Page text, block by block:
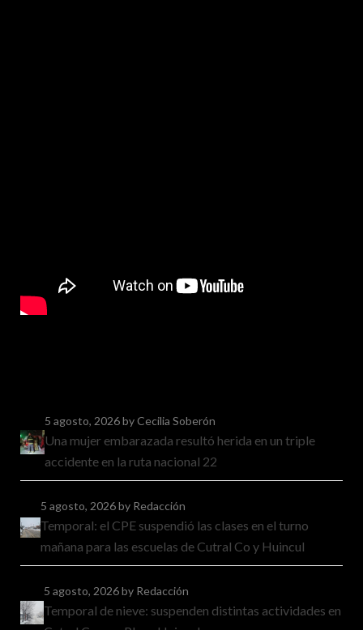
5 agosto, 2026by Cecilia Soberón
Una mujer embarazada resultó herida en un triple
accidente en la ruta nacional 22
5 agosto, 2026by Redacción
Temporal: el CPE suspendió las clases en el turno
mañana para las escuelas de Cutral Co y Huincul
5 agosto, 2026by Redacción
Temporal de nieve: suspenden distintas actividades en